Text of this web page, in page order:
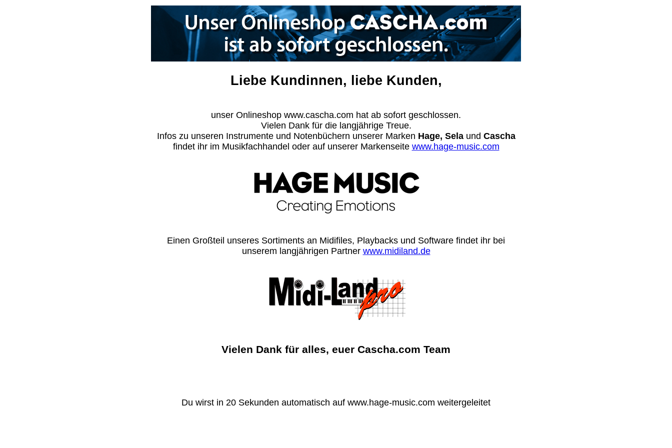
Liebe Kundinnen, liebe Kunden,
unser Onlineshop www.cascha.com hat ab sofort geschlossen.
Vielen Dank für die langjährige Treue.
Infos zu unseren Instrumente und Notenbüchern unserer Marken Hage, Selaund Cascha
findet ihr im Musikfachhandel oder auf unserer Markenseite www.hage-music.com
Einen Großteil unseres Sortiments an Midifiles, Playbacks und Software findet ihr bei
unserem langjährigen Partner www.midiland.de
Vielen Dank für alles, euer Cascha.com Team
Du wirst in 20 Sekunden automatisch auf www.hage-music.com weitergeleitet